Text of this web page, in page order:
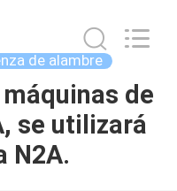
de alambre
de
se utilizará
N2A.